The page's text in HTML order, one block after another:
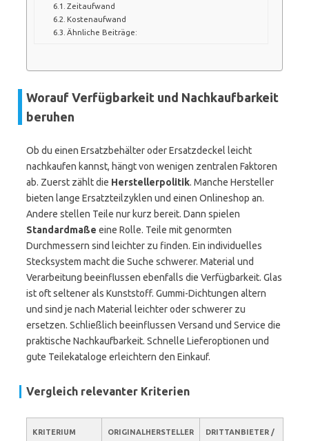
Zeitaufwand
Kostenaufwand
Ähnliche Beiträge:
Worauf Verfügbarkeit und Nachkaufbarkeit
beruhen
Ob du einen Ersatzbehälter oder Ersatzdeckel leicht
nachkaufen kannst, hängt von wenigen zentralen Faktoren
ab. Zuerst zählt die Herstellerpolitik. Manche Hersteller
bieten lange Ersatzteilzyklen und einen Onlineshop an.
Andere stellen Teile nur kurz bereit. Dann spielen
Standardmaße eine Rolle. Teile mit genormten
Durchmessern sind leichter zu finden. Ein individuelles
Stecksystem macht die Suche schwerer. Material und
Verarbeitung beeinflussen ebenfalls die Verfügbarkeit. Glas
ist oft seltener als Kunststoff. Gummi-Dichtungen altern
und sind je nach Material leichter oder schwerer zu
ersetzen. Schließlich beeinflussen Versand und Service die
praktische Nachkaufbarkeit. Schnelle Lieferoptionen und
gute Teilekataloge erleichtern den Einkauf.
Vergleich relevanter Kriterien
KRITERIUM ORIGINALHERSTELLER
DRITTANBIETER /